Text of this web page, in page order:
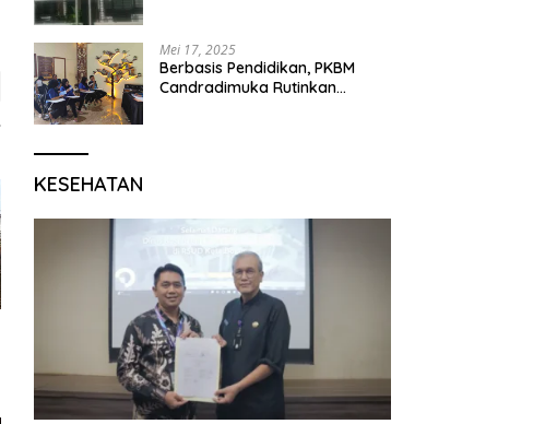
Mei 17, 2025
Berbasis Pendidikan, PKBM
Candradimuka Rutinkan
KESEHATAN